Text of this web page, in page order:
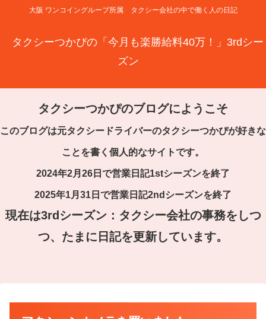
大阪 ワンコイングループ所属 タクシー会社の中で働く人の日記
タクシーつかぴの「今月も楽勝給料40万！」3rdシー
ズン
タクシーつかぴのブログにようこそ
このブログは元タクシードライバーのタクシーつかぴが好きな
ことを書く個人的なサイトです。
2024年2月26日で営業日記1stシーズンを終了
2025年1月31日で営業日記2ndシーズンを終了
現在は3rdシーズン：タクシー会社の事務をしつ
つ、たまに日記を更新しています。